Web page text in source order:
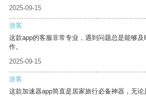
2025-09-15
游客
这款app的客服非常专业，遇到问题总是能够
作。
2025-09-15
游客
这款加速器app简直是居家旅行必备神器，无